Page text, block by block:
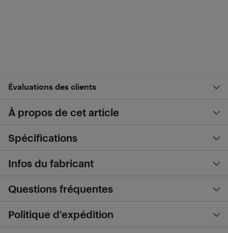
Évaluations des clients
À propos de cet article
Spécifications
Infos du fabricant
Questions fréquentes
Politique d’expédition